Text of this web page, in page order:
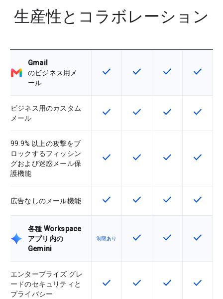
生産性とコラボレーション
Gmail
のビジネス用メ
ール
この機能は該当の SKU で利用で
check この機能は該当の SKU
check この機能は該当
check この機
check
ビジネス用のカスタム
メール
この機能は該当の SKU で利用で
check この機能は該当の SKU
check この機能は該当
check この機
check
99.9% 以上の攻撃をブ
ロックするフィッシン
グおよび迷惑メール保
護機能
この機能は該当の SKU で利用で
check この機能は該当の SKU
check この機能は該当
check この機
check
広告なしのメール機能 この機能は該当の SKU で利用で
check この機能は該当の SKU
check この機能は該当
check この機
check
各種 Workspace
アプリ内の
Gemini
制限あり この機能は該当の SKU
check この機能は該当
check この機
check
エンタープライズ グレ
ードのセキュリティと
プライバシー
この機能は該当の SKU で利用で
check この機能は該当の SKU
check この機能は該当
check この機
check